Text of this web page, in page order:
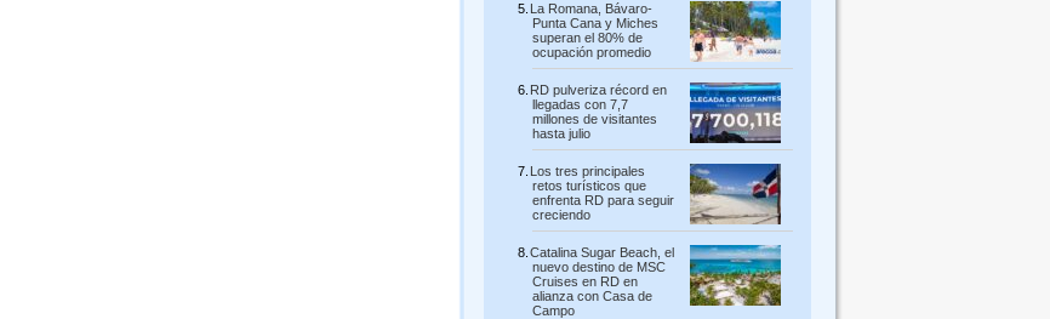
La Romana, Bávaro-
Punta Cana y Miches
superan el 80% de
ocupación promedio
RD pulveriza récord en
llegadas con 7,7
millones de visitantes
hasta julio
Los tres principales
retos turísticos que
enfrenta RD para seguir
creciendo
Catalina Sugar Beach, el
nuevo destino de MSC
Cruises en RD en
alianza con Casa de
Campo